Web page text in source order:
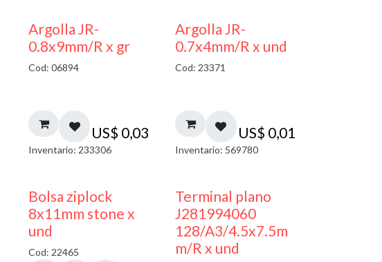
Argolla JR-
0.8x9mm/R x gr
Cod: 06894
US$ 0,03
Inventario: 233306
Argolla JR-
0.7x4mm/R x und
Cod: 23371
US$ 0,01
Inventario: 569780
¡NUEVO!
Bolsa ziplock
8x11mm stone x
und
Cod: 22465
Terminal plano
J281994060
128/A3/4.5x7.5m
m/R x und